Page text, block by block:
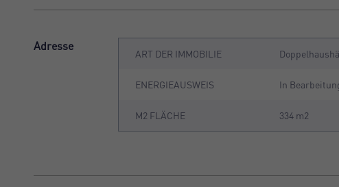
Adresse
ART DER IMMOBILIE
ENERGIEAUSWEIS In
M2 FLÄCHE 334 m2